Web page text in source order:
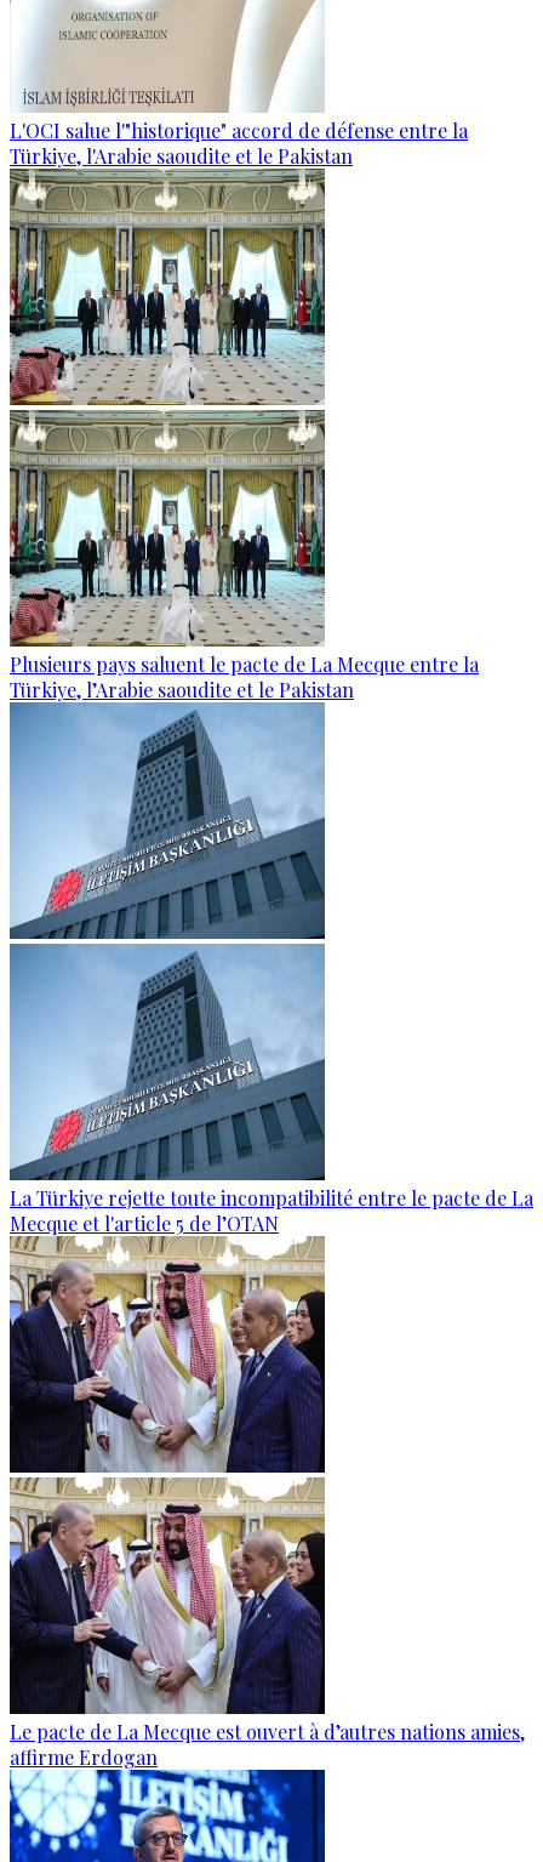
L'OCI salue l'"historique" accord de défense entre la
Türkiye, l'Arabie saoudite et le Pakistan
Plusieurs pays saluent le pacte de La Mecque entre la
Türkiye, l’Arabie saoudite et le Pakistan
La Türkiye rejette toute incompatibilité entre le pacte de La
Mecque et l'article 5 de l’OTAN
Le pacte de La Mecque est ouvert à d’autres nations amies,
affirme Erdogan